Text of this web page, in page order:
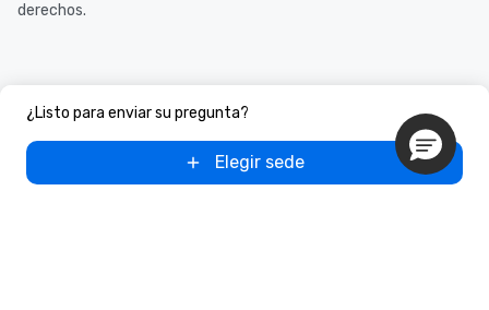
¿Listo para enviar su pregunta?
Elegir sede
derechos.